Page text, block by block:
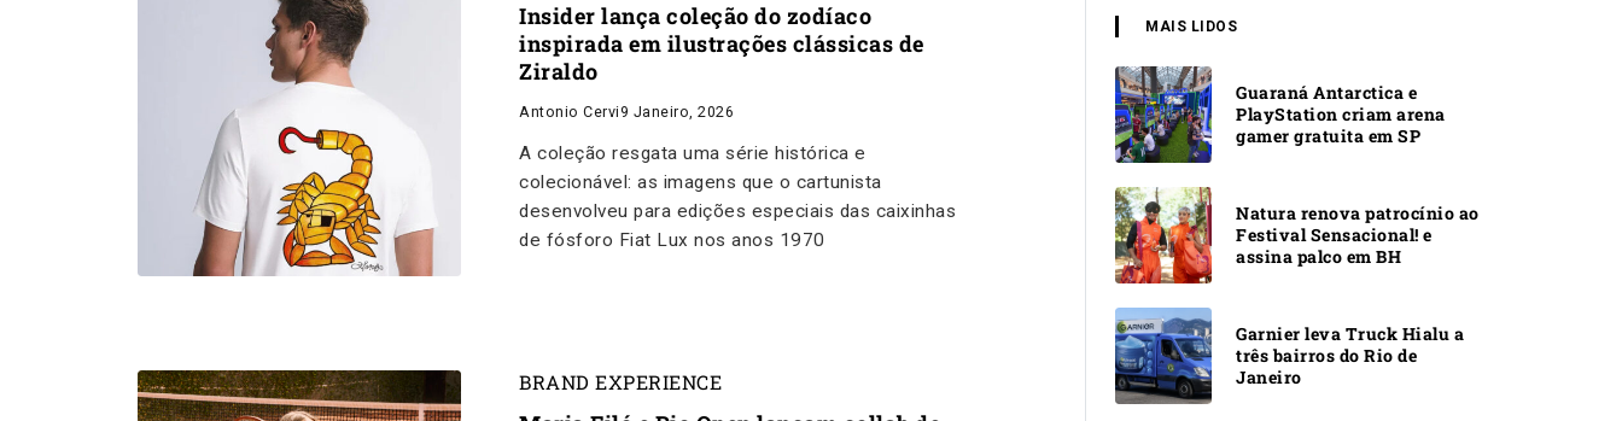
Insider lança coleção do zodíaco
inspirada em ilustrações clássicas de
Ziraldo
Antonio Cervi 9 Janeiro, 2026
A coleção resgata uma série histórica e
colecionável: as imagens que o cartunista
desenvolveu para edições especiais das caixinhas
de fósforo Fiat Lux nos anos 1970
BRAND EXPERIENCE
MAIS LIDOS
Guaraná Antarctica e
PlayStation criam arena
gamer gratuita em SP
Natura renova patrocínio ao
Festival Sensacional! e
assina palco em BH
Garnier leva Truck Hialu a
três bairros do Rio de
Janeiro